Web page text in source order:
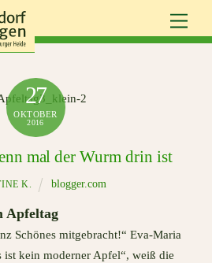
27
OKTOBER
2016
mal der Wurm drin ist
K. blogger.com
Apfeltag
Schönes mitgebracht!“ Eva-Maria
ist kein moderner Apfel“, weiß die